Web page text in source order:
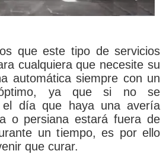
que este tipo de servicios
cualquiera que necesite su
automática siempre con un
óptimo, ya que si no se
el día que haya una avería
o persiana estará fuera de
un tiempo, es por ello
que curar.